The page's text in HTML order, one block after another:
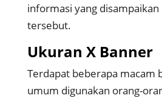
informasi yang
tersebut.
Ukuran X Banner
Terdapat beberapa macam
umum digunakan orang-